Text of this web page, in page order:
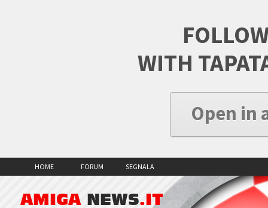
WITH
Open in
HOME FORUM SEGNALA
AMIGA NEWS.IT